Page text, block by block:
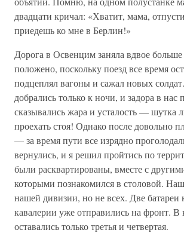
двадцати кричал: «Хватит, мама,
приедешь ко мне в Берлин!»
Дорога в Освенцим заняла вдвое
положено, поскольку поезд все время
подцеплял вагоны и сажал новых
добрались только к ночи, и задора в нас
сказывались жара и усталость — шутка
проехать стоя! Однако после довольно
— за время пути все изрядно
вернулись, и я решил пройтись по
были расквартированы, вместе с
которыми познакомился в столовой.
нашей дивизии, но не всех. Две батареи
кавалерии уже отправились на фронт. В
оставались только третья и четвертая.